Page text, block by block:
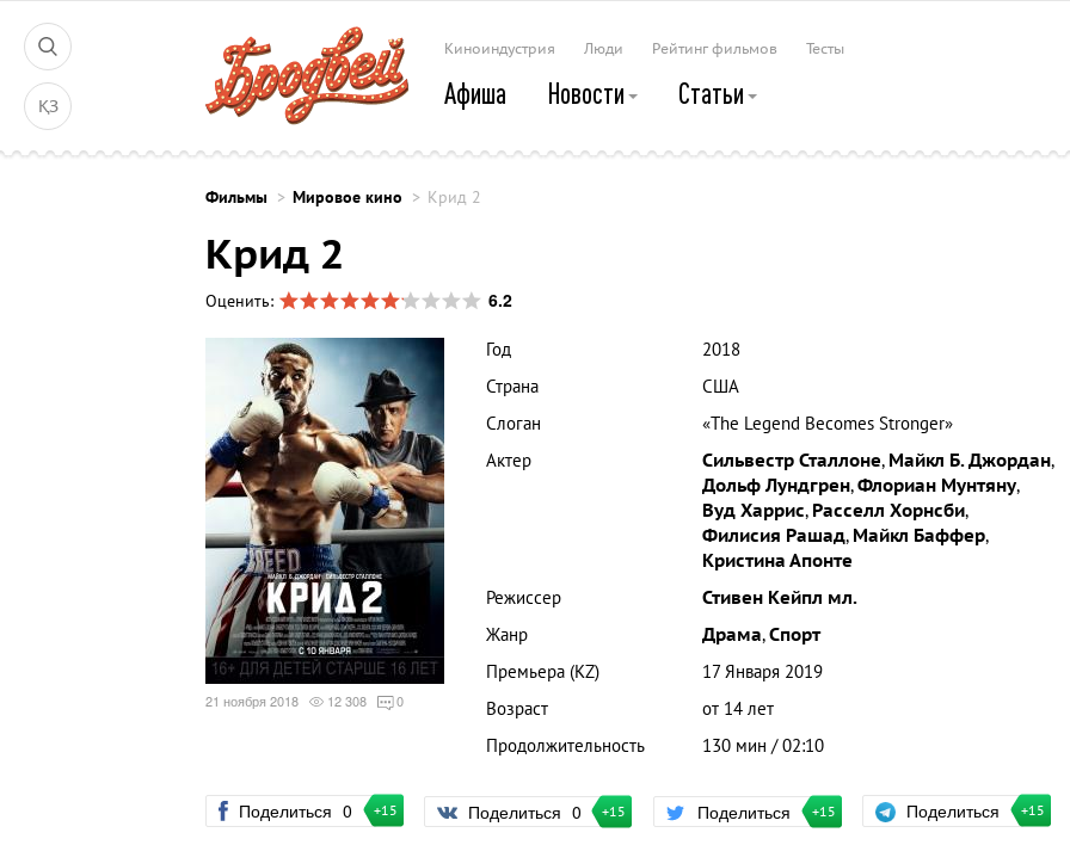
ҚЗ
Киноиндустрия Люди Рейтинг фильмов Тесты
Афиша Новости Статьи
Фильмы Мировое кино Крид 2
Крид 2
Оценить: 6.2
21 ноября 2018 12 308 0
Год
2018
Страна
США
Слоган
«The Legend Becomes Stronger»
Актер
Сильвестр Сталлоне, Майкл Б. Джордан,
Дольф Лундгрен,Флориан Мунтяну,
Вуд Харрис, Расселл Хорнсби,
Филисия Рашад, Майкл Баффер,
Кристина Апонте
Режиссер
Стивен Кейпл мл.
Жанр
Драма,Спорт
Премьера (KZ)
17 Января 2019
Возраст
от 14 лет
Продолжительность
130 мин / 02:10
Поделиться 0 +15 Поделиться 0 +15 Поделиться +15 Поделиться +15